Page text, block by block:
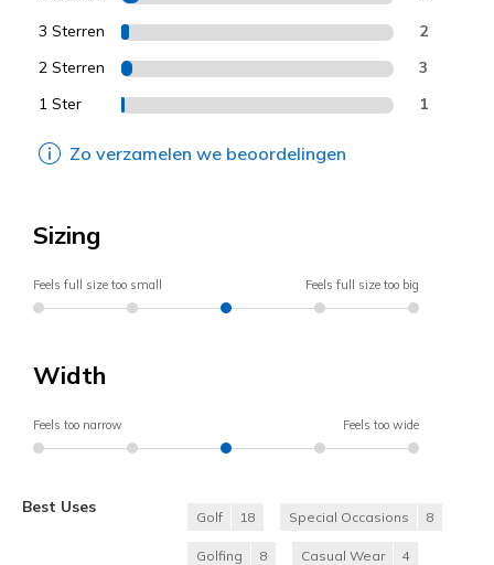
3 Sterren 2
2 Sterren 3
1 Ster 1
Zo verzamelen we beoordelingen
Sizing
Feels full size too small Feels full size too big
Width
Feels too narrow Feels too wide
Best Uses
Golf 18 Special Occasions 8
Golfing 8 Casual Wear 4